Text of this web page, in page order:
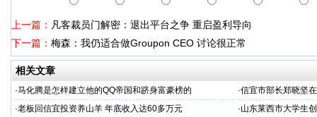
上一篇： 凡客裁员门解密：退出平台之争 重启盈利导向
下一篇： 梅森：我仍适合做Groupon CEO 讨论很正常
相关文章
·马化腾是怎样建立他的QQ帝国和跻身富豪榜的 ·信宜市部长郑晓坚
·老板回信宜投资养山羊 年底收入达60多万元 ·山东莱西市大学生